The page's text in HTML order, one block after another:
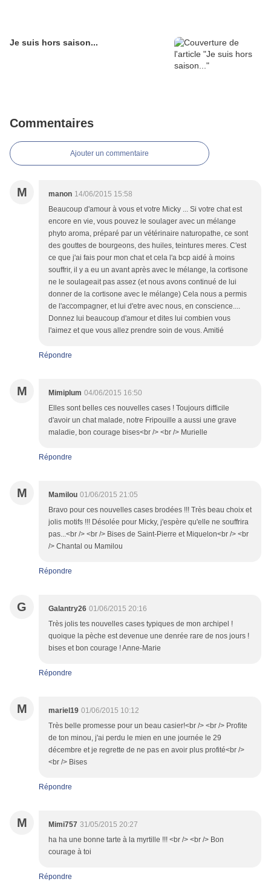
Je suis hors saison...
Commentaires
Ajouter un commentaire
M manon 14/06/2015 15:58
Beaucoup d'amour à vous et votre Micky ... Si votre chat est
encore en vie, vous pouvez le soulager avec un mélange
phyto aroma, préparé par un vétérinaire naturopathe, ce sont
des gouttes de bourgeons, des huiles, teintures meres. C'est
ce que j'ai fais pour mon chat et cela l'a bcp aidé à moins
souffrir, il y a eu un avant après avec le mélange, la cortisone
ne le soulageait pas assez (et nous avons continué de lui
donner de la cortisone avec le mélange) Cela nous a permis
de l'accompagner, et lui d'etre avec nous, en conscience....
Donnez lui beaucoup d'amour et dites lui combien vous
l'aimez et que vous allez prendre soin de vous. Amitié
Répondre
M Mimiplum 04/06/2015 16:50
Elles sont belles ces nouvelles cases ! Toujours difficile
d'avoir un chat malade, notre Fripouille a aussi une grave
maladie, bon courage bises<br /> <br /> Murielle
Répondre
M Mamilou 01/06/2015 21:05
Bravo pour ces nouvelles cases brodées !!! Très beau choix et
jolis motifs !!! Désolée pour Micky, j'espère qu'elle ne souffrira
pas...<br /> <br /> Bises de Saint-Pierre et Miquelon<br /> <br
/> Chantal ou Mamilou
Répondre
G Galantry26 01/06/2015 20:16
Très jolis tes nouvelles cases typiques de mon archipel !
quoique la pèche est devenue une denrée rare de nos jours !
bises et bon courage ! Anne-Marie
Répondre
M mariel19 01/06/2015 10:12
Très belle promesse pour un beau casier!<br /> <br /> Profite
de ton minou, j'ai perdu le mien en une journée le 29
décembre et je regrette de ne pas en avoir plus profité<br />
<br /> Bises
Répondre
M Mimi757 31/05/2015 20:27
ha ha une bonne tarte à la myrtille !!! <br /> <br /> Bon
courage à toi
Répondre